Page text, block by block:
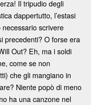
Il tripudio degli
dappertutto, l’estasi
scrivere
precedenti? O forse era
Out? Eh, ma i soldi
come se non
che gli mangiano in
Niente popò di meno
ha una canzone nel